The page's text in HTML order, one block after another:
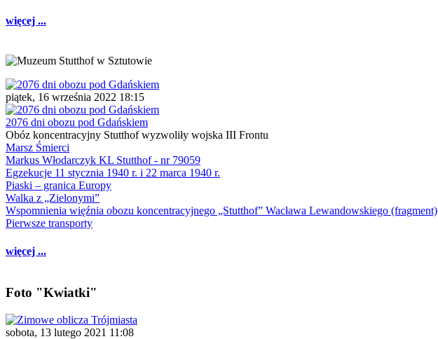
więcej ...
piątek, 16 września 2022 18:15
2076 dni obozu pod Gdańskiem
Obóz koncentracyjny Stutthof wyzwoliły wojska III Frontu
Marsz Śmierci
Markus Włodarczyk KL Stutthof - nr 79059
Egzekucje 11 stycznia 1940 r. i 22 marca 1940 r.
Piaski – granica Europy
Walka z „Zielonymi”
Wspomnienia więźnia obozu koncentracyjnego „Stutthof” Wacława Lewandowskiego (fragment)
Pierwsze transporty
więcej ...
Foto "Kwiatki"
sobota, 13 lutego 2021 11:08